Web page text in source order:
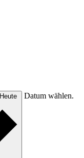
Heute Datum wählen.